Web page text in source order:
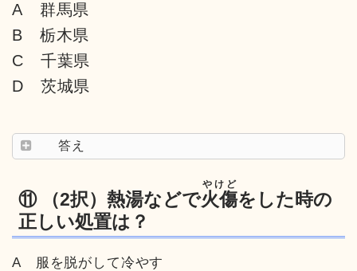
A 群馬県
B 栃木県
C 千葉県
D 茨城県
答え
⑪ （2択）熱湯などで火傷
やけど
をした時の
正しい処置は？
A 服を脱がして冷やす